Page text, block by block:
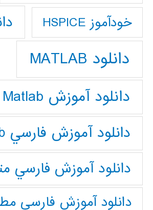
خودآموز HSPICE
دانلود MATLAB
دانلود آموزش Matlab
دانلود آموزش فارسي Matlab
دانلود آموزش فارسي
دانلود آموزش فارسي